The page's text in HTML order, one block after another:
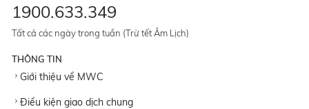
1900.633.349
Tất cả các ngày trong tuần (Trừ tết Âm Lịch)
THÔNG TIN
Giới thiệu về MWC
Điều kiện giao dịch chung